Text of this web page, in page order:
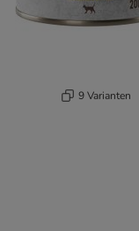
9 Varianten